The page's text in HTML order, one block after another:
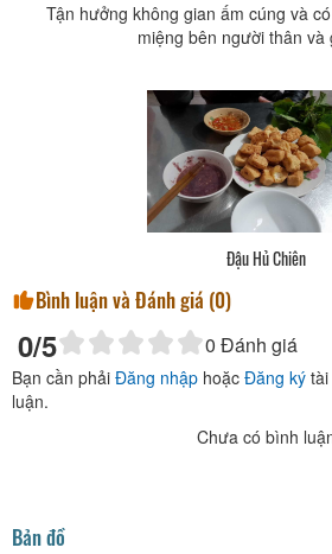
Tận hưởng không gian ấm cúng và
miệng bên người thân và
Đậu Hủ Chiên
Bình luận và Đánh giá (0)
0/5 0 Đánh giá
Bạn cần phải Đăng nhập hoặc Đăng ký
luận.
Chưa có bình
Bản đồ